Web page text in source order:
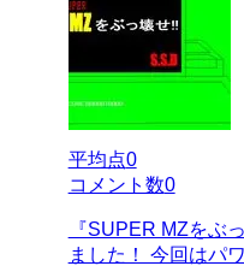
平均点0
コメント数0
『SUPER MZをぶ
ました！ 今回はパ